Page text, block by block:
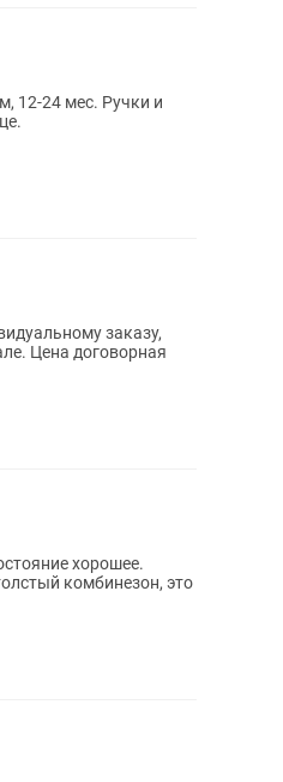
12-24 мес. Ручки и
заказу,
Цена договорная
хорошее.